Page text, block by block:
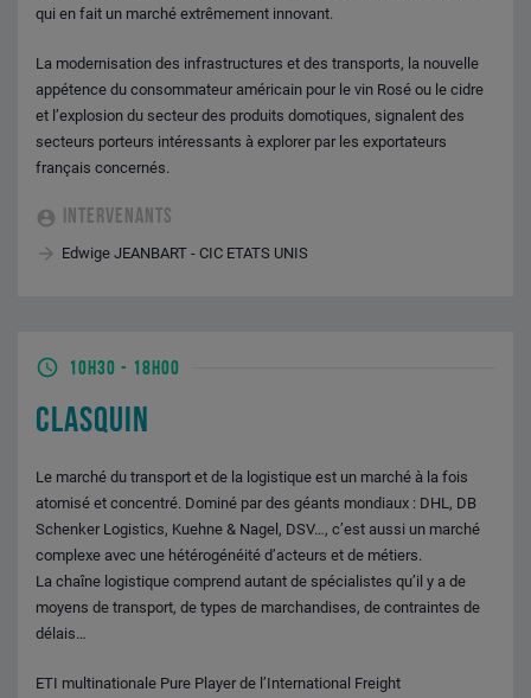
qui en fait un marché extrêmement innovant.
La modernisation des infrastructures et des transports, la nouvelle
appétence du consommateur américain pour le vin Rosé ou le cidre
et l’explosion du secteur des produits domotiques, signalent des
secteurs porteurs intéressants à explorer par les exportateurs
français concernés.
INTERVENANTS
Edwige JEANBART - CIC ETATS UNIS
10H30 - 18H00
CLASQUIN
Le marché du transport et de la logistique est un marché à la fois
atomisé et concentré. Dominé par des géants mondiaux : DHL, DB
Schenker Logistics, Kuehne & Nagel, DSV…, c’est aussi un marché
complexe avec une hétérogénéité d’acteurs et de métiers.
La chaîne logistique comprend autant de spécialistes qu’il y a de
moyens de transport, de types de marchandises, de contraintes de
délais…
ETI multinationale Pure Player de l’International Freight